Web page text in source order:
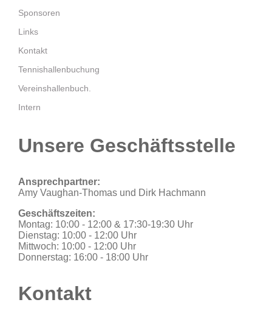
Sponsoren
Links
Kontakt
Tennishallenbuchung
Vereinshallenbuch.
Intern
Unsere Geschäftsstelle
Ansprechpartner:
Amy Vaughan-Thomas und Dirk Hachmann
Geschäftszeiten:
Montag: 10:00 - 12:00 & 17:30-19:30 Uhr
Dienstag: 10:00 - 12:00 Uhr
Mittwoch: 10:00 - 12:00 Uhr
Donnerstag: 16:00 - 18:00 Uhr
Kontakt